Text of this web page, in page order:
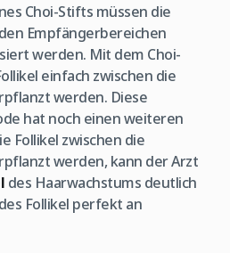
Choi-Stifts müssen die
Empfängerbereichen
werden. Mit dem Choi-
einfach zwischen die
werden. Diese
hat noch einen weiteren
Follikel zwischen die
werden, kann der Arzt
des Haarwachstums deutlich
Follikel perfekt an